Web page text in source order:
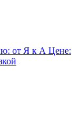
от Я к А Цене: